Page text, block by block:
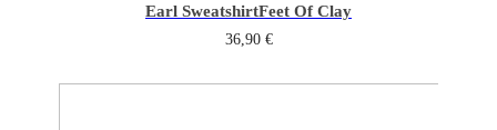
Earl SweatshirtFeet Of Clay
36,90 €